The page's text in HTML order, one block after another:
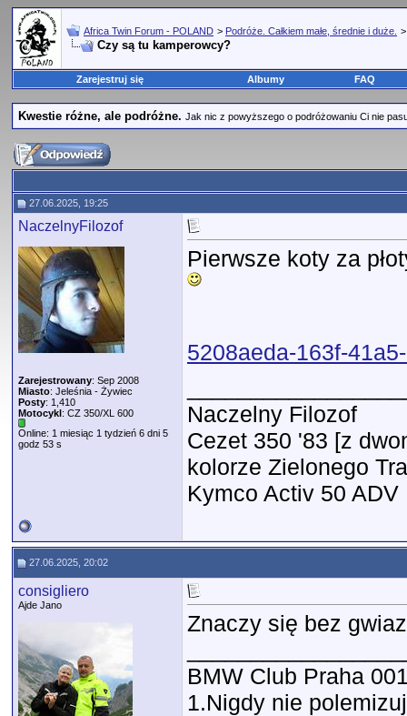
Africa Twin Forum - POLAND > Podróże. Całkiem małe, średnie i duże.
Czy są tu kamperowcy?
Zarejestruj się Albumy FAQ
Kwestie różne, ale podróżne. Jak nic z powyższego o podróżowaniu Ci nie
27.06.2025, 19:25
NaczelnyFilozof
Zarejestrowany: Sep 2008
Miasto: Jeleśnia - Żywiec
Posty: 1,410
Motocykl: CZ 350/XL 600
Online: 1 miesiąc 1 tydzień 6 dni 5
godz 53 s
Pierwsze koty za
5208aeda-163f-
Naczelny Filozof
Cezet 350 '83 [z
kolorze Zielonego
Kymco Activ 50 ADV
27.06.2025, 20:02
consigliero
Ajde Jano
Znaczy się bez
BMW Club Praha
1.Nigdy nie